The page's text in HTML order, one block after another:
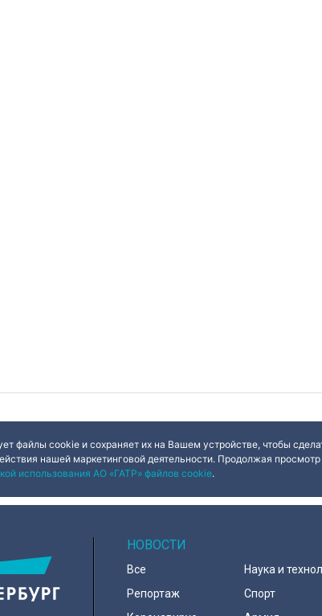
файлы cookie и сохраняет их на Вашем устройстве, чтобы
нашей маркетинговой деятельности. Продолжая
использования АО «ГАТР» файлов cookie.
НОВОСТИ
Все
Репортаж
Наука и
Спорт